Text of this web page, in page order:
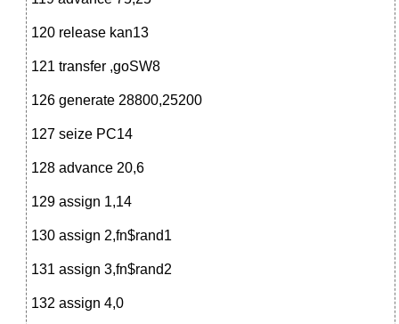
120 release kan13
121 transfer ,goSW8
126 generate 28800,25200
127 seize PC14
128 advance 20,6
129 assign 1,14
130 assign 2,fn$rand1
131 assign 3,fn$rand2
132 assign 4,0